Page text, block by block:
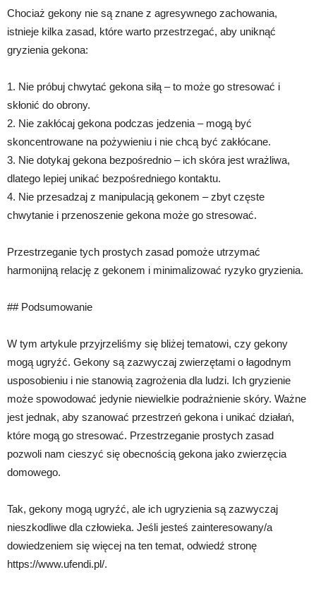
Chociaż gekony nie są znane z agresywnego zachowania,
istnieje kilka zasad, które warto przestrzegać, aby uniknąć
gryzienia gekona:
1. Nie próbuj chwytać gekona siłą – to może go stresować i
skłonić do obrony.
2. Nie zakłócaj gekona podczas jedzenia – mogą być
skoncentrowane na pożywieniu i nie chcą być zakłócane.
3. Nie dotykaj gekona bezpośrednio – ich skóra jest wrażliwa,
dlatego lepiej unikać bezpośredniego kontaktu.
4. Nie przesadzaj z manipulacją gekonem – zbyt częste
chwytanie i przenoszenie gekona może go stresować.
Przestrzeganie tych prostych zasad pomoże utrzymać
harmonijną relację z gekonem i minimalizować ryzyko gryzienia.
## Podsumowanie
W tym artykule przyjrzeliśmy się bliżej tematowi, czy gekony
mogą ugryźć. Gekony są zazwyczaj zwierzętami o łagodnym
usposobieniu i nie stanowią zagrożenia dla ludzi. Ich gryzienie
może spowodować jedynie niewielkie podrażnienie skóry. Ważne
jest jednak, aby szanować przestrzeń gekona i unikać działań,
które mogą go stresować. Przestrzeganie prostych zasad
pozwoli nam cieszyć się obecnością gekona jako zwierzęcia
domowego.
Tak, gekony mogą ugryźć, ale ich ugryzienia są zazwyczaj
nieszkodliwe dla człowieka. Jeśli jesteś zainteresowany/a
dowiedzeniem się więcej na ten temat, odwiedź stronę
https://www.ufendi.pl/.